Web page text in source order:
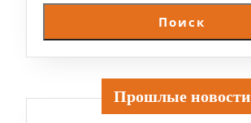
Поиск
Прошлые новости